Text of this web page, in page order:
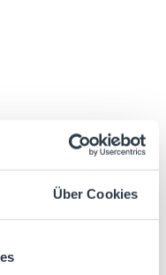
Über Cookies